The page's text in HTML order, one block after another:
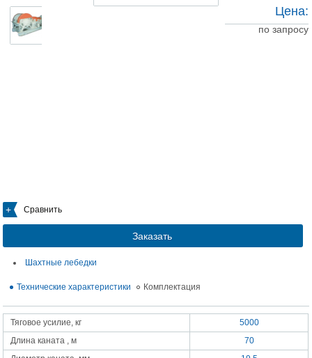
Сравнить
Заказать
Цена:
по запросу
Шахтные лебедки
Технические характеристики Комплектация
Тяговое усилие, кг
5000
Длина каната , м
70